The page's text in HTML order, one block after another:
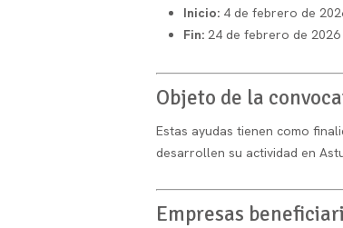
Inicio: 4 de febrero de
Fin: 24 de febrero de 2026
Objeto de la
Estas ayudas tienen como
desarrollen su actividad en
Empresas